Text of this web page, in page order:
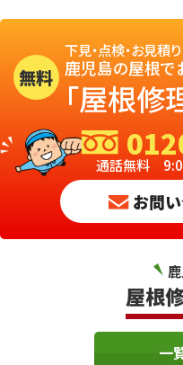
無料
下見・点検・お見積り
鹿児島の屋根で
「屋根修
通話無料
お問い
屋根
一